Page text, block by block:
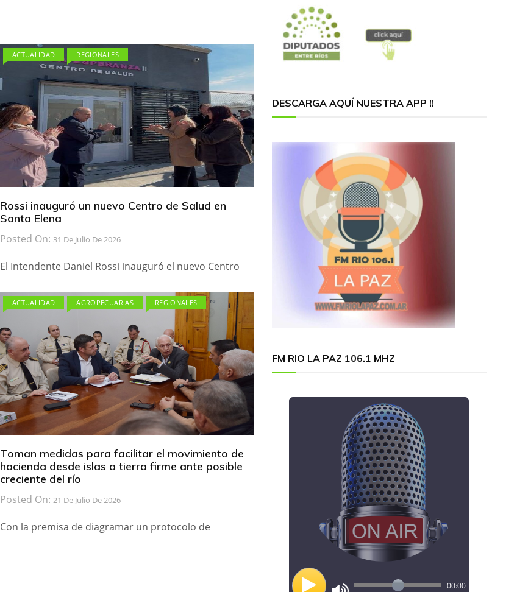
ACTUALIDAD REGIONALES
Rossi inauguró un nuevo Centro de Salud en
Santa Elena
Posted On: 31 De Julio De 2026
El Intendente Daniel Rossi inauguró el nuevo Centro
ACTUALIDAD AGROPECUARIAS REGIONALES
Toman medidas para facilitar el movimiento de
hacienda desde islas a tierra firme ante posible
creciente del río
Posted On: 21 De Julio De 2026
Con la premisa de diagramar un protocolo de
DESCARGA AQUÍ NUESTRA APP !!
FM RIO LA PAZ 106.1 MHZ
00:00